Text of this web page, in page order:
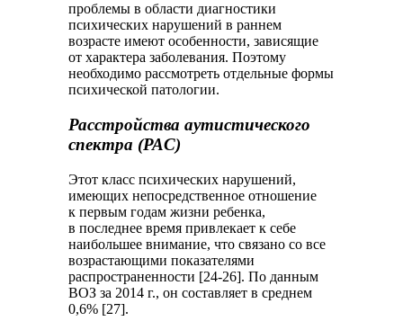
проблемы в области диагностики
психических нарушений в раннем
возрасте имеют особенности, зависящие
от характера заболевания. Поэтому
необходимо рассмотреть отдельные формы
психической патологии.
Расстройства аутистического
спектра (РАС)
Этот класс психических нарушений,
имеющих непосредственное отношение
к первым годам жизни ребенка,
в последнее время привлекает к себе
наибольшее внимание, что связано со все
возрастающими показателями
распространенности [24-26]. По данным
ВОЗ за 2014 г., он составляет в среднем
0,6% [27].